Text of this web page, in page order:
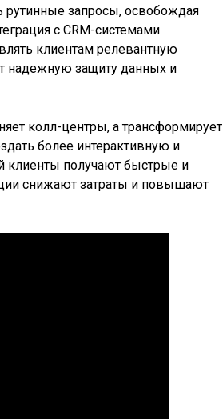
рутинные запросы, освобождая
с CRM-системами
клиентам релевантную
надежную защиту данных и
колл-центры, а трансформирует
более интерактивную и
клиенты получают быстрые и
снижают затраты и повышают